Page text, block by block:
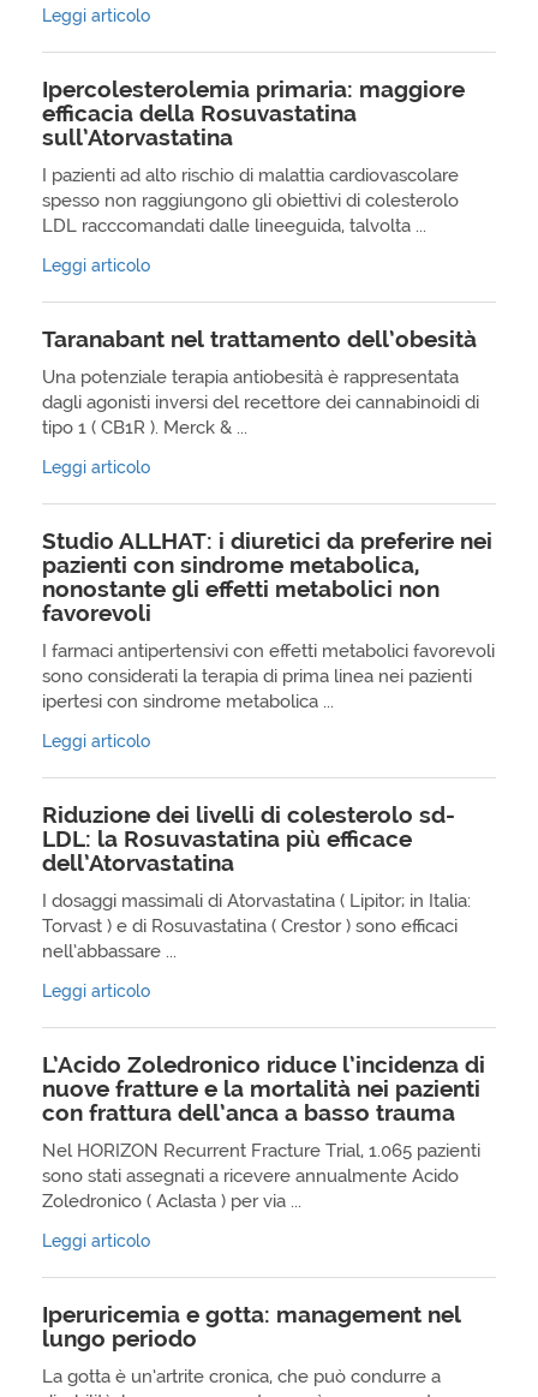
Leggi articolo
Ipercolesterolemia primaria: maggiore
efficacia della Rosuvastatina
sull’Atorvastatina
I pazienti ad alto rischio di malattia cardiovascolare
spesso non raggiungono gli obiettivi di colesterolo
LDL racccomandati dalle lineeguida, talvolta ...
Leggi articolo
Taranabant nel trattamento dell’obesità
Una potenziale terapia antiobesità è rappresentata
dagli agonisti inversi del recettore dei cannabinoidi di
tipo 1 ( CB1R ). Merck & ...
Leggi articolo
Studio ALLHAT: i diuretici da preferire nei
pazienti con sindrome metabolica,
nonostante gli effetti metabolici non
favorevoli
I farmaci antipertensivi con effetti metabolici favorevoli
sono considerati la terapia di prima linea nei pazienti
ipertesi con sindrome metabolica ...
Leggi articolo
Riduzione dei livelli di colesterolo sd-
LDL: la Rosuvastatina più efficace
dell’Atorvastatina
I dosaggi massimali di Atorvastatina ( Lipitor; in Italia:
Torvast ) e di Rosuvastatina ( Crestor ) sono efficaci
nell’abbassare ...
Leggi articolo
L’Acido Zoledronico riduce l’incidenza di
nuove fratture e la mortalità nei pazienti
con frattura dell’anca a basso trauma
Nel HORIZON Recurrent Fracture Trial, 1.065 pazienti
sono stati assegnati a ricevere annualmente Acido
Zoledronico ( Aclasta ) per via ...
Leggi articolo
Iperuricemia e gotta: management nel
lungo periodo
La gotta è un’artrite cronica, che può condurre a